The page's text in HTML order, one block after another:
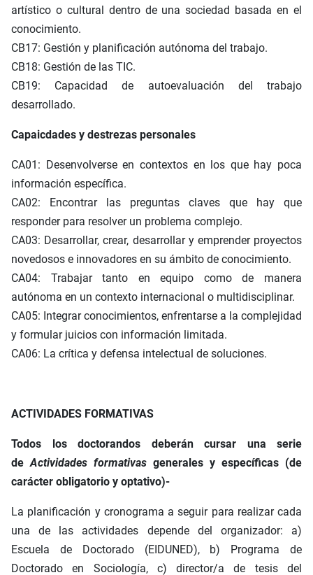
artístico o cultural dentro de una sociedad basada en el
conocimiento.
CB17: Gestión y planificación autónoma del trabajo.
CB18: Gestión de las TIC.
CB19: Capacidad de autoevaluación del trabajo
desarrollado.
Capaicdades y destrezas personales
CA01: Desenvolverse en contextos en los que hay poca
información específica.
CA02: Encontrar las preguntas claves que hay que
responder para resolver un problema complejo.
CA03: Desarrollar, crear, desarrollar y emprender proyectos
novedosos e innovadores en su ámbito de conocimiento.
CA04: Trabajar tanto en equipo como de manera
autónoma en un contexto internacional o multidisciplinar.
CA05: Integrar conocimientos, enfrentarse a la complejidad
y formular juicios con información limitada.
CA06: La crítica y defensa intelectual de soluciones.
ACTIVIDADES FORMATIVAS
Todos los doctorandos deberán cursar una serie
deActividades formativas generales y específicas (de
carácter obligatorio y optativo)-
La planificación y cronograma a seguir para realizar cada
una de las actividades depende del organizador: a)
Escuela de Doctorado (EIDUNED), b) Programa de
Doctorado en Sociología, c) director/a de tesis del